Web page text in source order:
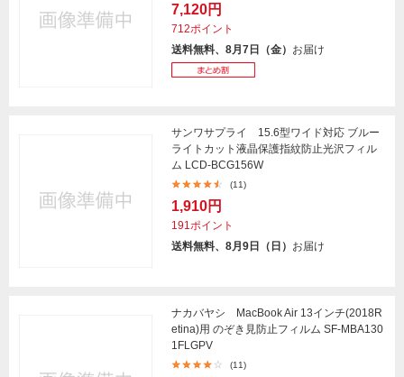
7,120円
712ポイント
送料無料、8月7日（金） お届け
サンワサプライ 15.6型ワイド対応 ブルー
ライトカット液晶保護指紋防止光沢フィル
ム LCD-BCG156W
(11)
1,910円
191ポイント
送料無料、8月9日（日） お届け
ナカバヤシ MacBook Air 13インチ(2018R
etina)用 のぞき見防止フィルム SF-MBA130
1FLGPV
(11)